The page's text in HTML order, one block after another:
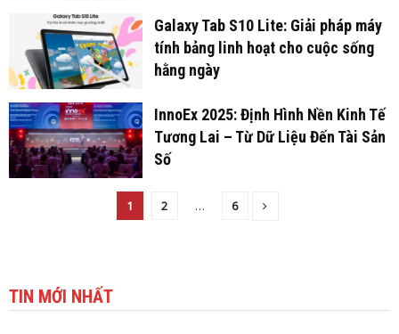
Galaxy Tab S10 Lite: Giải pháp máy
tính bảng linh hoạt cho cuộc sống
hằng ngày
InnoEx 2025: Định Hình Nền Kinh Tế
Tương Lai – Từ Dữ Liệu Đến Tài Sản
Số
1 2 … 6
TIN MỚI NHẤT